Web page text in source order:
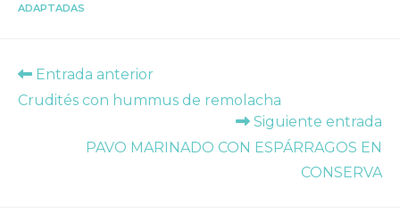
ADAPTADAS
Leer
artículos
Entrada anterior
Crudités con hummus de remolacha
Siguiente entrada
PAVO MARINADO CON ESPÁRRAGOS EN
CONSERVA